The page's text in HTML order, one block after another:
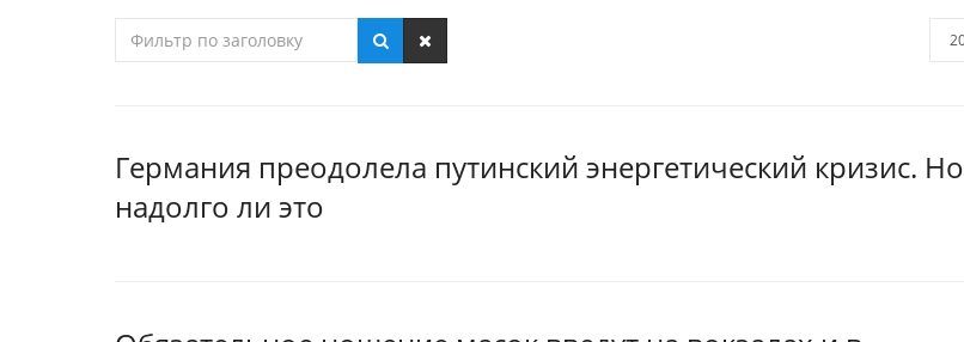
Германия преодолела путинский энергетический кризис. Но
надолго ли это